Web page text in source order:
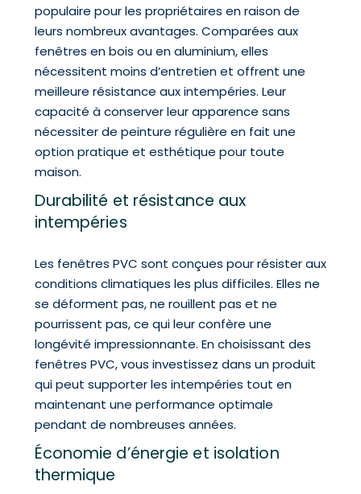
populaire pour les propriétaires en raison de
leurs nombreux avantages. Comparées aux
fenêtres en bois ou en aluminium, elles
nécessitent moins d’entretien et offrent une
meilleure résistance aux intempéries. Leur
capacité à conserver leur apparence sans
nécessiter de peinture régulière en fait une
option pratique et esthétique pour toute
maison.
Durabilité et résistance aux
intempéries
Les fenêtres PVC sont conçues pour résister aux
conditions climatiques les plus difficiles. Elles ne
se déforment pas, ne rouillent pas et ne
pourrissent pas, ce qui leur confère une
longévité impressionnante. En choisissant des
fenêtres PVC, vous investissez dans un produit
qui peut supporter les intempéries tout en
maintenant une performance optimale
pendant de nombreuses années.
Économie d’énergie et isolation
thermique